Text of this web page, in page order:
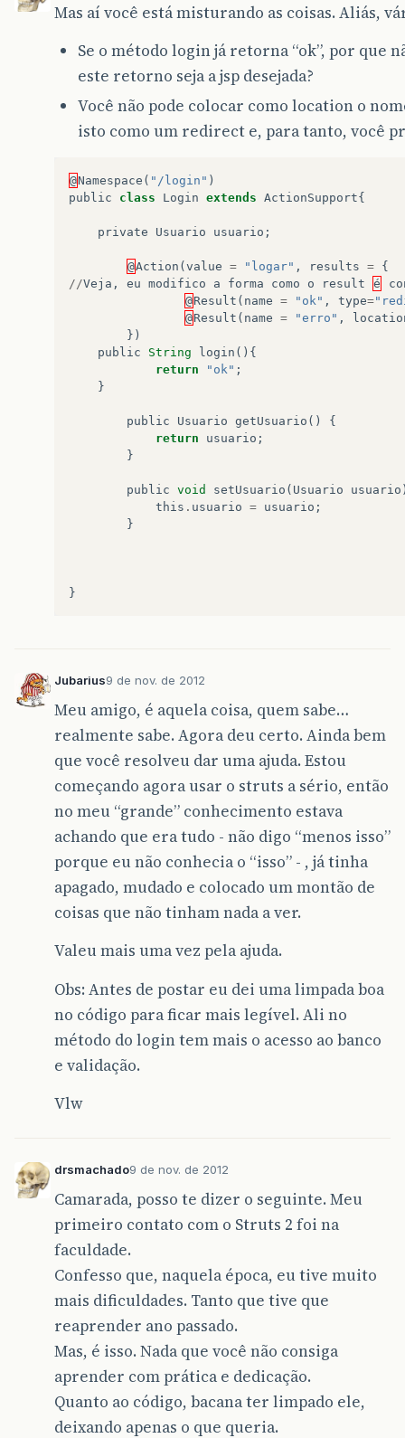
Mas aí você está misturando as coisas. Aliás,
Se o método login já retorna “ok”, por que
este retorno seja a jsp desejada?
Você não pode colocar como location o
isto como um redirect e, para tanto, você
@Namespace ( "/login" )
public
class Login extends ActionSupport{
private Usuario usuario ;
@Action (value = "logar" , results = {
//Veja , eu modifico a forma como o result é
@Result ( name = "ok" , type=
@Result ( name = "erro" ,
})
public
String login (){
return
"ok" ;
}
public Usuario getUsuario ()
{
return
usuario ;
}
public void setUsuario ( Usuario usuario
this . usuario = usuario ;
}
}
Jubarius9 de nov. de 2012
Meu amigo, é aquela coisa, quem sabe…
realmente sabe. Agora deu certo. Ainda bem
que você resolveu dar uma ajuda. Estou
começando agora usar o struts a sério, então
no meu “grande” conhecimento estava
achando que era tudo - não digo “menos isso”
porque eu não conhecia o “isso” - , já tinha
apagado, mudado e colocado um montão de
coisas que não tinham nada a ver.
Valeu mais uma vez pela ajuda.
Obs: Antes de postar eu dei uma limpada boa
no código para ficar mais legível. Ali no
método do login tem mais o acesso ao banco
e validação.
Vlw
drsmachado9 de nov. de 2012
Camarada, posso te dizer o seguinte. Meu
primeiro contato com o Struts 2 foi na
faculdade.
Confesso que, naquela época, eu tive muito
mais dificuldades. Tanto que tive que
reaprender ano passado.
Mas, é isso. Nada que você não consiga
aprender com prática e dedicação.
Quanto ao código, bacana ter limpado ele,
deixando apenas o que queria.